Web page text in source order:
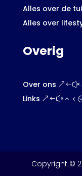
Alles over de
Alles over
Overig
Over ons
Links
Copyright ©